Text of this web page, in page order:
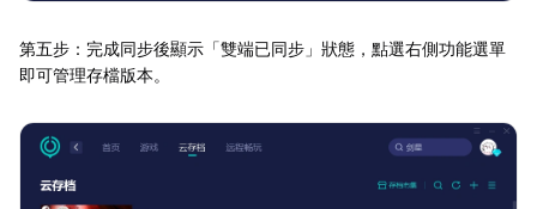
第五步：完成同步後顯示「雙端已同步」狀態，點選右側功能選單
即可管理存檔版本。